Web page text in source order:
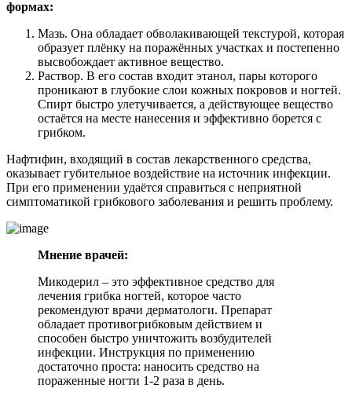
формах:
Мазь. Она обладает обволакивающей текстурой, которая
образует плёнку на поражённых участках и постепенно
высвобождает активное вещество.
Раствор. В его состав входит этанол, пары которого
проникают в глубокие слои кожных покровов и ногтей.
Спирт быстро улетучивается, а действующее вещество
остаётся на месте нанесения и эффективно борется с
грибком.
Нафтифин, входящий в состав лекарственного средства,
оказывает губительное воздействие на источник инфекции.
При его применении удаётся справиться с неприятной
симптоматикой грибкового заболевания и решить проблему.
Мнение врачей:
Микодерил – это эффективное средство для
лечения грибка ногтей, которое часто
рекомендуют врачи дерматологи. Препарат
обладает противогрибковым действием и
способен быстро уничтожить возбудителей
инфекции. Инструкция по применению
достаточно проста: наносить средство на
пораженные ногти 1-2 раза в день.